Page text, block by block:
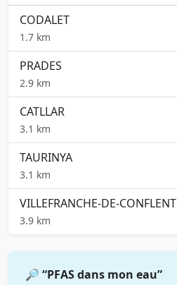
CODALET
1.7 km
PRADES
2.9 km
CATLLAR
3.1 km
TAURINYA
3.1 km
VILLEFRANCHE-DE-CONFLENT
3.9 km
🔎 “PFAS dans mon eau”